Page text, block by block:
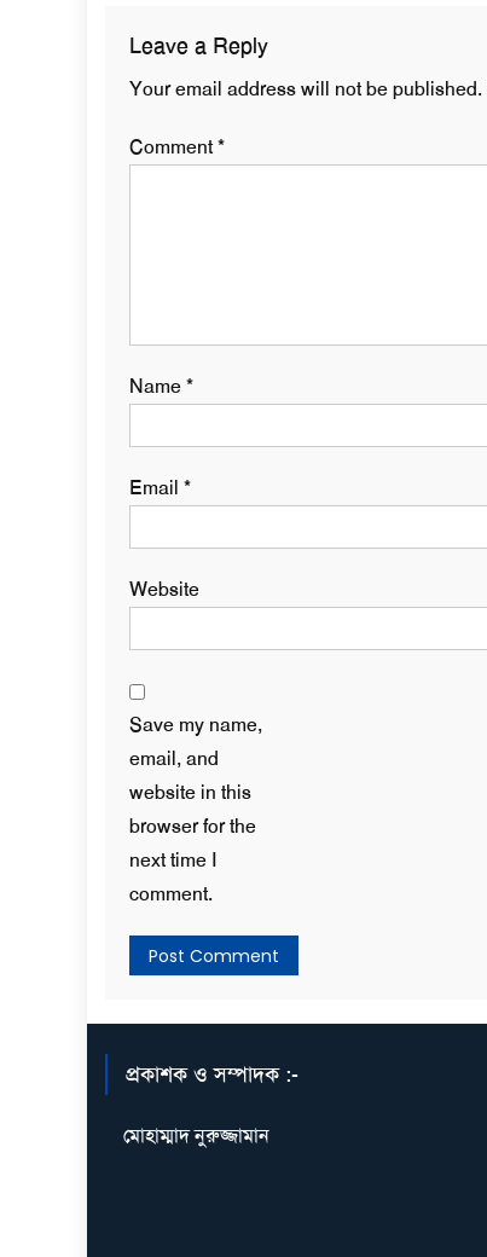
Leave a Reply
Your email address will not be published.
Comment*
Name*
Email *
Website
Save my name,
email, and
website in this
browser for the
next time I
comment.
প্রকাশক ও সম্পাদক :-
মোহাম্মাদ নুরুজ্জামান